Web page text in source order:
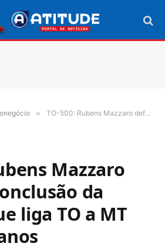
» TO-500: Rubens Mazzaro defende conclusão da rodovia que liga TO a MT em cinco anos
Mazzaro
da
liga TO a MT